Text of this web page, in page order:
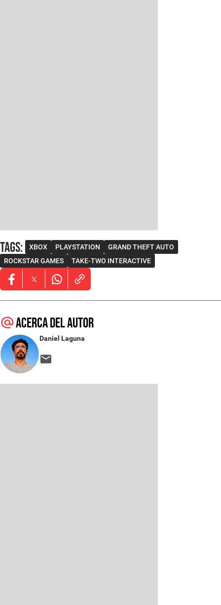
Tags: XBOX PLAYSTATION
GRAND THEFT AUTO
ROCKSTAR GAMES
TAKE-TWO INTERACTIVE
Opens in new window
Opens in new window
Opens in new window
Acerca del autor
Daniel Laguna